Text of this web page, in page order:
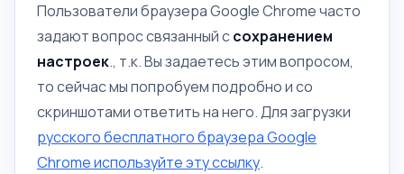
Пользователи браузера Google Chrome часто
задают вопрос связанный ссохранением
настроек., т.к. Вы задаетесь этим вопросом,
то сейчас мы попробуем подробно и со
скриншотами ответить на него. Для загрузки
русского бесплатного браузера Google
Chrome используйте эту ссылку.